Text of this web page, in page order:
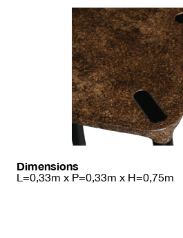
→ Types de mobilier
→ Noms / Références
→ Couleurs
→ Ensembles
Modélisation 2D/3D
Dimensions
L=0,33m x P=0,33m x H=0,75m